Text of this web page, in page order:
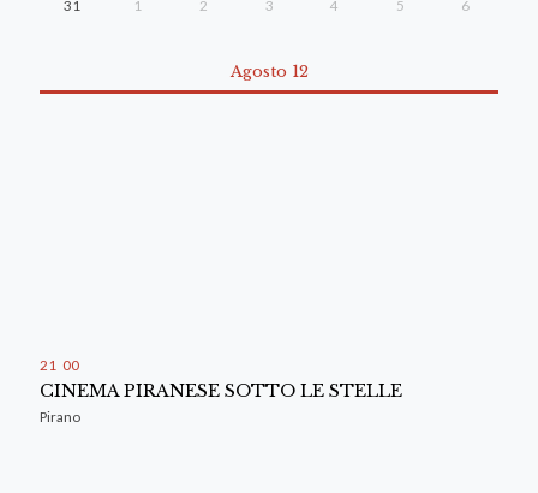
31 1 2 3 4 5 6
Agosto 12
21 00
CINEMA PIRANESE SOTTO LE STELLE
Pirano